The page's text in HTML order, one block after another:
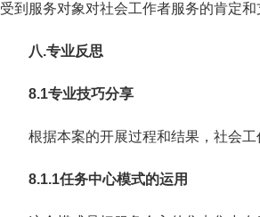
受到服务对象对社会工作者服务的肯定和
八.专业反思
8.1专业技巧分享
根据本案的开展过程和结果，社会
8.1.1任务中心模式的运用